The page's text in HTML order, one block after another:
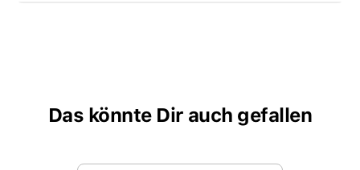
Das könnte Dir auch gefallen
Produktgalerie überspringen